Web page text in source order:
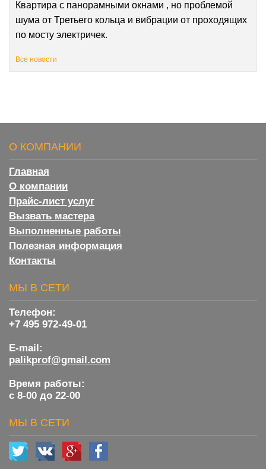
Квартира с панорамными окнами , но проблемой
шума от Третьего кольца и вибрации от проходящих
по мосту электричек.
Все новости
О КОМПАНИИ
Главная
О компании
Прайс-лист услуг
Вызвать мастера
Выполненные работы
Полезная информация
Контакты
МЫ В СЕТИ
МЫ В СЕТИ
Телефон:
+7 495 972-49-01
E-mail:
palikprof@gmail.com
Время работы:
с 8-00 до 22-00